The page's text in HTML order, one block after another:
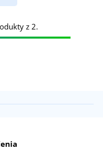
z 2.